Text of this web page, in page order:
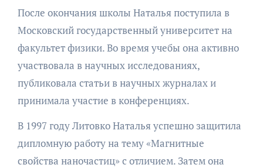
После окончания школы Наталья поступила в
Московский государственный университет на
факультет физики. Во время учебы она активно
участвовала в научных исследованиях,
публиковала статьи в научных журналах и
принимала участие в конференциях.
В 1997 году Литовко Наталья успешно защитила
дипломную работу на тему «Магнитные
свойства наночастиц» с отличием. Затем она